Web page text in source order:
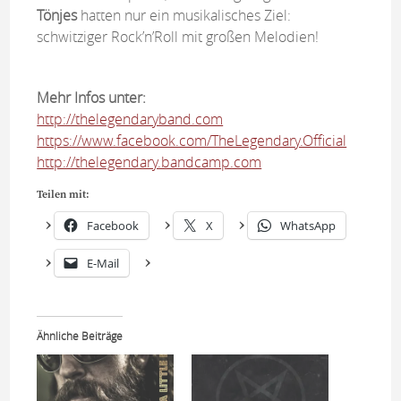
Tönjeshatten nur ein musikalisches Ziel:
schwitziger Rock’n’Roll mit großen Melodien!
Mehr Infos unter:
http://thelegendaryband.com
https://www.facebook.com/TheLegendary.Official
http://thelegendary.bandcamp.com
Teilen mit:
Facebook X WhatsApp
E-Mail
Ähnliche Beiträge